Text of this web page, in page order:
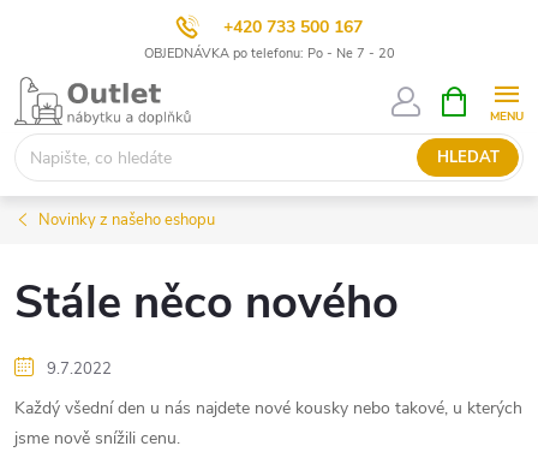
+420 733 500 167
OBJEDNÁVKA po telefonu: Po - Ne 7 - 20
Přejít
obsah
HLEDAT
NÁKUPNÍ
KOŠÍK
Novinky z našeho eshopu
Stále něco nového
9.7.2022
Každý všední den u nás najdete nové kousky nebo takové, u kterých
jsme nově snížili cenu.